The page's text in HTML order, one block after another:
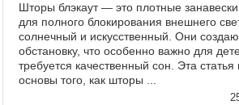
Шторы блэкаут — это плотные
для полного блокирования внешнего
солнечный и искусственный. Они
обстановку, что особенно важно для
требуется качественный сон. Эта
основы того, как шторы ...